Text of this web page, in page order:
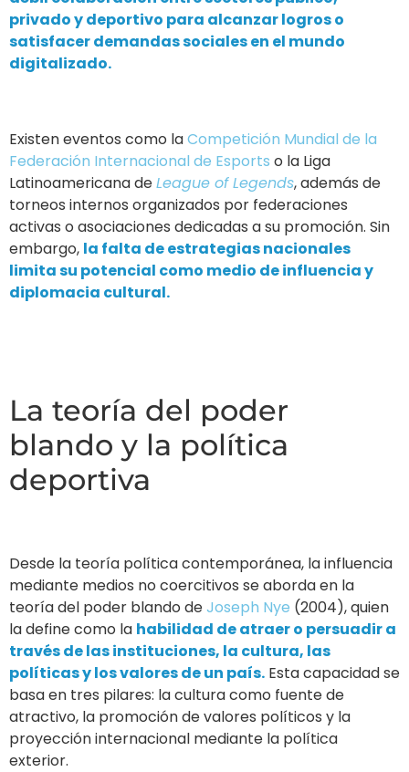
privado y deportivo para alcanzar logros o
satisfacer demandas sociales en el mundo
digitalizado.
Existen eventos como laCompetición Mundial de la
Federación Internacional de Esports o la Liga
Latinoamericana deLeague of Legends, además de
torneos internos organizados por federaciones
activas o asociaciones dedicadas a su promoción. Sin
embargo, la falta de estrategias nacionales
limita su potencial como medio de influencia y
diplomacia cultural.
La teoría del poder
blando y la política
deportiva
Desde la teoría política contemporánea, la influencia
mediante medios no coercitivos se aborda en la
teoría del poder blando deJoseph Nye (2004), quien
la define como la habilidad de atraer o persuadir a
través de las instituciones, la cultura, las
políticas y los valores de un país. Esta capacidad se
basa en tres pilares: la cultura como fuente de
atractivo, la promoción de valores políticos y la
proyección internacional mediante la política
exterior.